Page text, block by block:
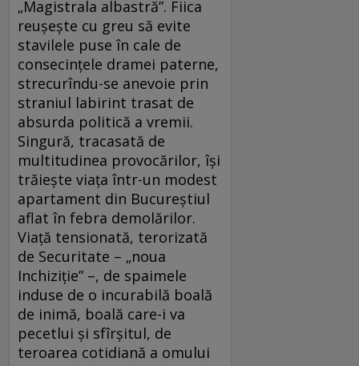
„Magistrala albastră”. Fiica
reușește cu greu să evite
stavilele puse în cale de
consecințele dramei paterne,
strecurîndu-se anevoie prin
straniul labirint trasat de
absurda politică a vremii.
Singură, tracasată de
multitudinea provocărilor, își
trăiește viața într-un modest
apartament din Bucureștiul
aflat în febra demolărilor.
Viață tensionată, terorizată
de Securitate – „noua
Inchiziție” –, de spaimele
induse de o incurabilă boală
de inimă, boală care-i va
pecetlui și sfîrșitul, de
teroarea cotidiană a omului